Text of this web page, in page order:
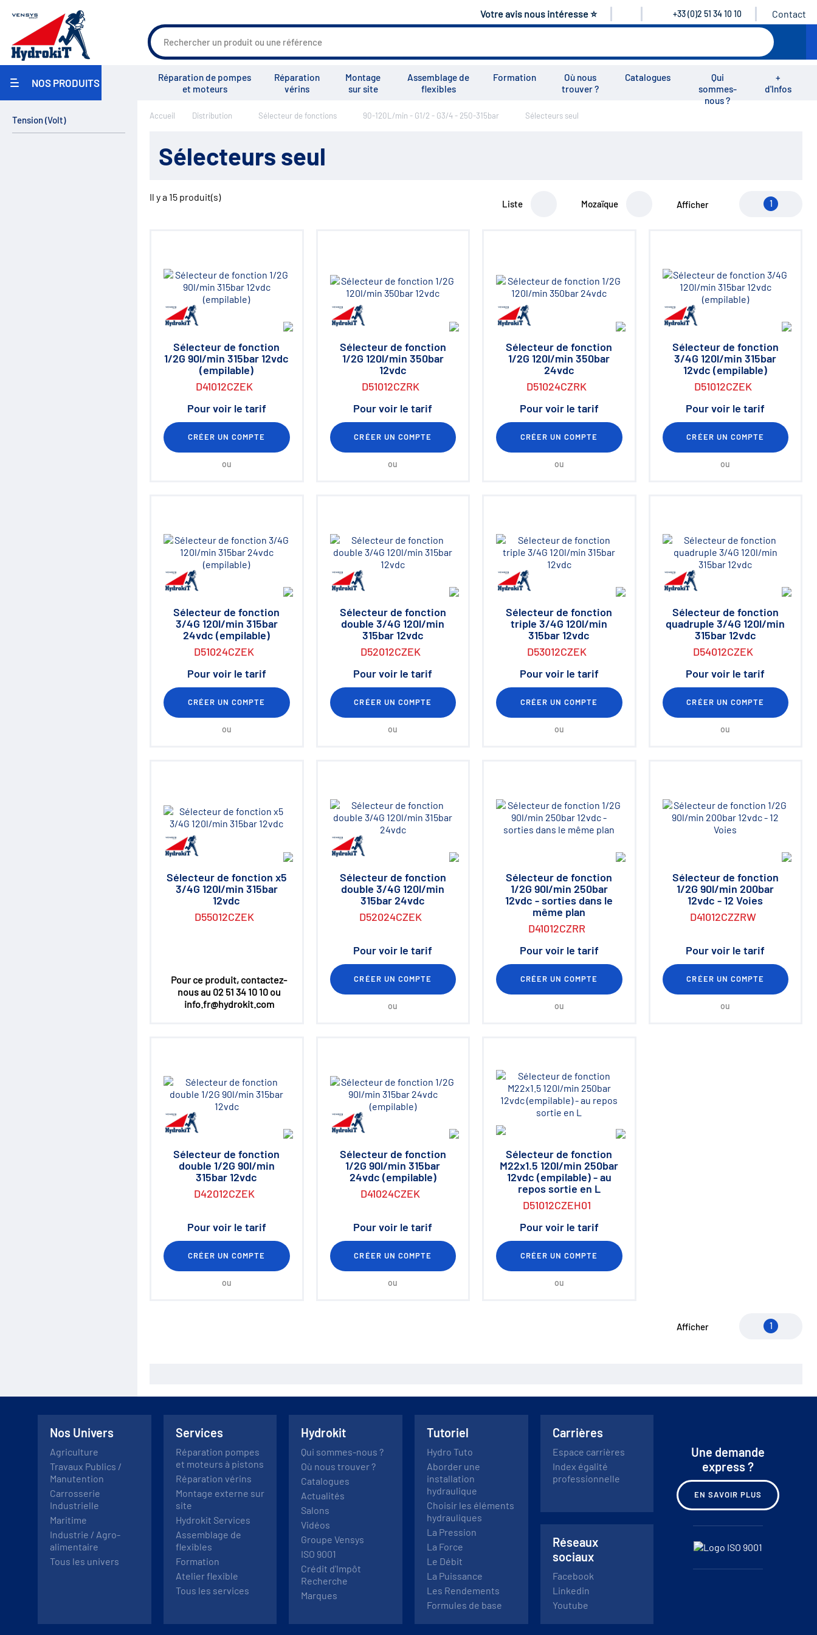
Votre avis nous intéresse ⭐ +33 (0)2 51 34 10 10 Contact
NOS PRODUITS
Travaux Publics / Manutention
Industrie / Agro-alimentaire
Pièces pour pulvérisateurs
Réparation de pompes
et moteurs
Réparation
vérins
Montage
sur site
Assemblage de
flexibles
Formation
Où nous
trouver ?
Catalogues
Qui
sommes-
nous ?
+
d'Infos
Groupe Vensys Actualités Salons Tous les services Tutoriels Vidéos
Tension(Volt) Accueil Distribution Sélecteur de fonctions 90-120L/min - G1/2 - G3/4 - 250-315bar Sélecteurs seul
Sélecteurs seul
Il y a 15 produit(s)
Liste Mozaïque Afficher 1
Sélecteur de fonction
1/2G 90l/min 315bar 12vdc
(empilable)
D41012CZEK
Pour voir le tarif
CRÉER UN COMPTE
ou
Sélecteur de fonction
1/2G 120l/min 350bar
12vdc
D51012CZRK
Pour voir le tarif
CRÉER UN COMPTE
ou
Sélecteur de fonction
1/2G 120l/min 350bar
24vdc
D51024CZRK
Pour voir le tarif
CRÉER UN COMPTE
ou
Sélecteur de fonction
3/4G 120l/min 315bar
12vdc (empilable)
D51012CZEK
Pour voir le tarif
CRÉER UN COMPTE
ou
Sélecteur de fonction
3/4G 120l/min 315bar
24vdc (empilable)
D51024CZEK
Pour voir le tarif
CRÉER UN COMPTE
ou
Sélecteur de fonction
double 3/4G 120l/min
315bar 12vdc
D52012CZEK
Pour voir le tarif
CRÉER UN COMPTE
ou
Sélecteur de fonction
triple 3/4G 120l/min
315bar 12vdc
D53012CZEK
Pour voir le tarif
CRÉER UN COMPTE
ou
Sélecteur de fonction
quadruple 3/4G 120l/min
315bar 12vdc
D54012CZEK
Pour voir le tarif
CRÉER UN COMPTE
ou
Sélecteur de fonction x5
3/4G 120l/min 315bar
12vdc
D55012CZEK
Pour ce produit, contactez-
nous au 02 51 34 10 10 ou
info.fr@hydrokit.com
Sélecteur de fonction
double 3/4G 120l/min
315bar 24vdc
D52024CZEK
Pour voir le tarif
CRÉER UN COMPTE
ou
Sélecteur de fonction
1/2G 90l/min 250bar
12vdc - sorties dans le
même plan
D41012CZRR
Pour voir le tarif
CRÉER UN COMPTE
ou
Sélecteur de fonction
1/2G 90l/min 200bar
12vdc - 12 Voies
D41012CZZRW
Pour voir le tarif
CRÉER UN COMPTE
ou
Sélecteur de fonction
double 1/2G 90l/min
315bar 12vdc
D42012CZEK
Pour voir le tarif
CRÉER UN COMPTE
ou
Sélecteur de fonction
1/2G 90l/min 315bar
24vdc (empilable)
D41024CZEK
Pour voir le tarif
CRÉER UN COMPTE
ou
Sélecteur de fonction
M22x1.5 120l/min 250bar
12vdc (empilable) - au
repos sortie en L
D51012CZEH01
Pour voir le tarif
CRÉER UN COMPTE
ou
Afficher 1
Nos Univers
Agriculture
Travaux Publics /
Manutention
Carrosserie
Industrielle
Maritime
Industrie / Agro-
alimentaire
Tous les univers
Services
Réparation pompes
et moteurs à pistons
Réparation vérins
Montage externe sur
site
Hydrokit Services
Assemblage de
flexibles
Formation
Atelier flexible
Tous les services
Hydrokit
Qui sommes-nous ?
Où nous trouver ?
Catalogues
Actualités
Salons
Vidéos
Groupe Vensys
ISO 9001
Crédit d'Impôt
Recherche
Marques
Tutoriel
Hydro Tuto
Aborder une
installation
hydraulique
Choisir les éléments
hydrauliques
La Pression
La Force
Le Débit
La Puissance
Les Rendements
Formules de base
Carrières
Espace carrières
Index égalité
professionnelle
Réseaux
sociaux
Facebook
Linkedin
Youtube
Une demande
express ?
EN SAVOIR PLUS